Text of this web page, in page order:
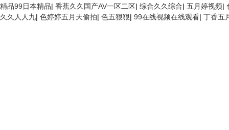
精品99日本精品| 香蕉久久国产AV一区二区| 综合久久综合| 五月婷视频|
久久人人九| 色婷婷五月天偷拍| 色五狠狠| 99在线视频在线观看| 丁香五